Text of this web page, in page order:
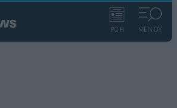
ΡΟΗ ΜΕΝΟΥ